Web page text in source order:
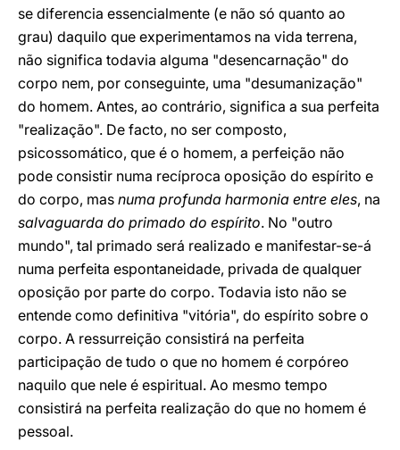
se diferencia essencialmente (e não só quanto ao
grau) daquilo que experimentamos na vida terrena,
não significa todavia alguma "desencarnação" do
corpo nem, por conseguinte, uma "desumanização"
do homem. Antes, ao contrário, significa a sua perfeita
"realização". De facto, no ser composto,
psicossomático, que é o homem, a perfeição não
pode consistir numa recíproca oposição do espírito e
do corpo, mas numa profunda harmonia entre eles, na
salvaguarda do primado do espírito. No "outro
mundo", tal primado será realizado e manifestar-se-á
numa perfeita espontaneidade, privada de qualquer
oposição por parte do corpo. Todavia isto não se
entende como definitiva "vitória", do espírito sobre o
corpo. A ressurreição consistirá na perfeita
participação de tudo o que no homem é corpóreo
naquilo que nele é espiritual. Ao mesmo tempo
consistirá na perfeita realização do que no homem é
pessoal.